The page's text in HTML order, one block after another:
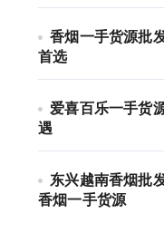
香烟一手货源批
首选
爱喜百乐一手货
遇
东兴越南香烟批
香烟一手货源